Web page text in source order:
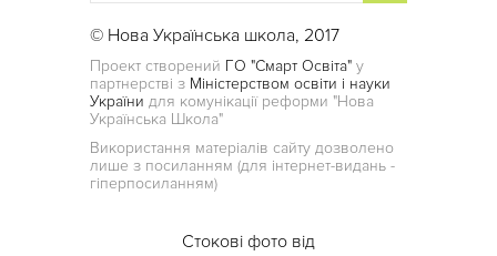
© Нова Українська школа, 2017
Проект створений ГО "Смарт Освіта" у
партнерстві з Міністерством освіти і науки
України для комунікації реформи "Нова
Українська Школа"
Використання матеріалів сайту дозволено
лише з посиланням (для інтернет-видань -
гіперпосиланням)
Стокові фото від